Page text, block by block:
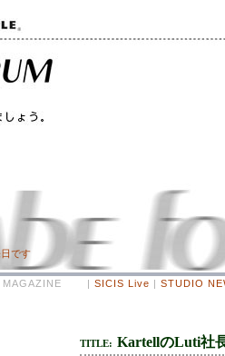
です
MAGAZINE | SICIS Live | STUDIO
TITLE: KartellのLuti社